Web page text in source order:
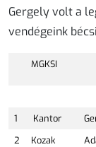
Gergely volt a
vendégeink
MGKSI
1
Kantor
2
Kozak